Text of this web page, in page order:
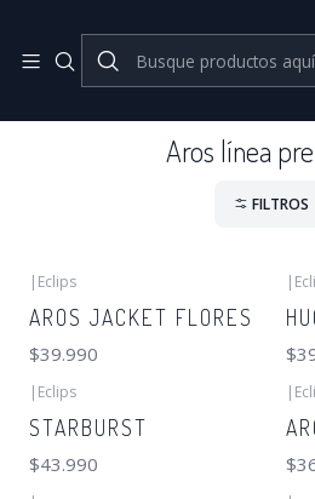
Inicio Aros línea
Aros línea
FILTROS
| Eclips
AROS JACKET FLORES
$39.990
|
| Eclips
STARBURST
$43.990
|